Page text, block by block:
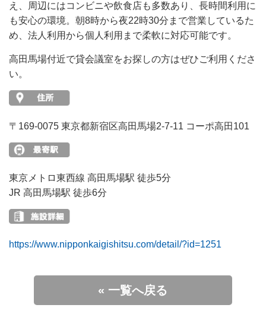
え、周辺にはコンビニや飲食店も多数あり、長時間利用に
も安心の環境。朝8時から夜22時30分まで営業しているた
め、法人利用から個人利用まで柔軟に対応可能です。
高田馬場付近で貸会議室をお探しの方はぜひご利用くださ
い。
〒169-0075 東京都新宿区高田馬場2-7-11 コーポ高田101
東京メトロ東西線 高田馬場駅 徒歩5分
JR 高田馬場駅 徒歩6分
https://www.nipponkaigishitsu.com/detail/?id=1251
« 一覧へ戻る